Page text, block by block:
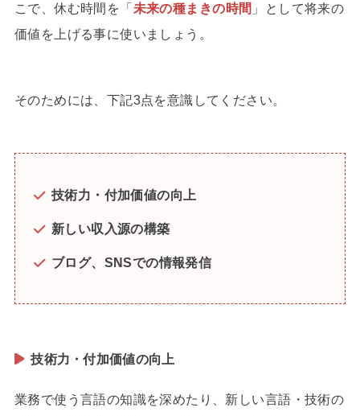
こで、休む時間を「 未来の種まきの時間 」として将来の
価値を上げる事に使いましょう。
そのためには、下記3点を意識してください。
技術力・付加価値の向上
新しい収入源の構築
ブログ、SNSでの情報発信
技術力・付加価値の向上
業務で使う言語の知識を深めたり、新しい言語・技術の